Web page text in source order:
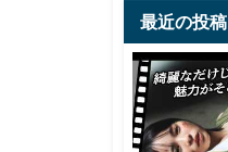
最近の投稿